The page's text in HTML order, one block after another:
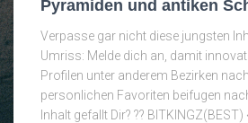
Pyramiden und antiken
Verpasse gar nicht diese jungsten
Umriss: Melde dich an, damit
Profilen unter anderem Bezirken
personlichen Favoriten beifugen
Inhalt gefallt Dir? ??